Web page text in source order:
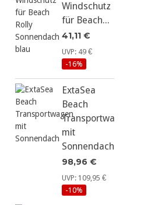
Windschutz
für Beach...
41,11 €
UVP: 49 €
-16%
ExtaSea
Beach
Transportwagen
mit
Sonnendach
98,96 €
UVP: 109,95 €
-10%